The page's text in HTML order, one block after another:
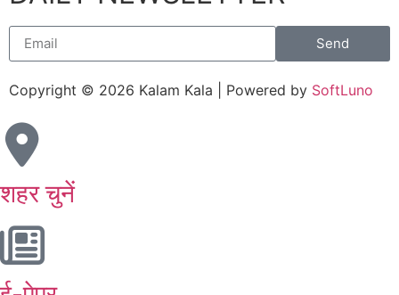
Send
Copyright © 2026 Kalam Kala | Powered by SoftLuno
शहर चुनें